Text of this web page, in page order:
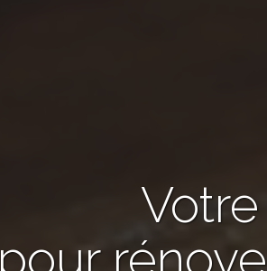
Votre
pour